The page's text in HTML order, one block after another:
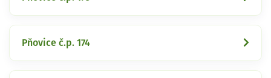
Pňovice č.p. 174